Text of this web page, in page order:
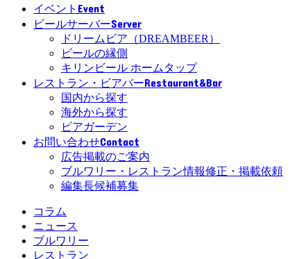
イベント Event
ビールサーバーServer
ドリームビア（DREAMBEER）
ビールの縁側
キリンビール ホームタップ
レストラン・ビアバーRestaurant&Bar
国内から探す
海外から探す
ビアガーデン
お問い合わせContact
広告掲載のご案内
ブルワリー・レストラン情報修正・掲載依頼
編集長候補募集
コラム
ニュース
ブルワリー
レストラン